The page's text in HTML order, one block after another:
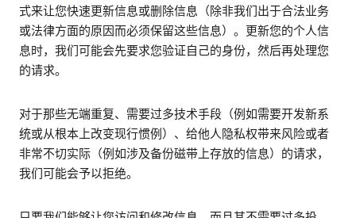
式来让您快速更新信息或删除信息（除非我们出于合法业务
或法律方面的原因而必须保留这些信息）。更新您的个人信
息时，我们可能会先要求您验证自己的身份，然后再处理您
的请求。
对于那些无端重复、需要过多技术手段（例如需要开发新系
统或从根本上改变现行惯例）、给他人隐私权带来风险或者
非常不切实际（例如涉及备份磁带上存放的信息）的请求，
我们可能会予以拒绝。